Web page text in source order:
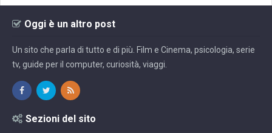
Oggi è un altro post
Un sito che parla di tutto e di più. Film e Cinema, psicologia, serie
tv, guide per il computer, curiosità, viaggi.
Sezioni del sito